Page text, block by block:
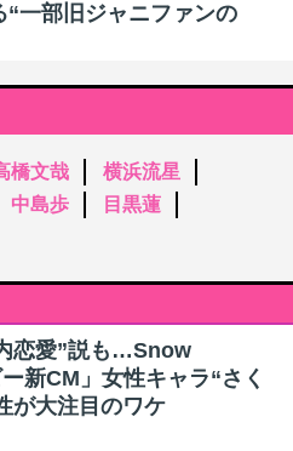
“一部旧ジャニファンの
橋文哉
横浜流星
中島歩
目黒蓮
恋愛”説も…Snow
新CM」女性キャラ“さく
が大注目のワケ